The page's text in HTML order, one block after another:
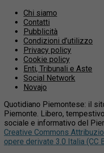
Chi siamo
Contatti
Pubblicità
Condizioni d’utilizzo
Privacy policy
Cookie policy
Enti, Tribunali e Aste
Social Network
Novajo
Quotidiano Piemontese: il
Piemonte. Libero,
sociale e informativo del
Creative Commons
opere derivate 3.0 Italia (CC